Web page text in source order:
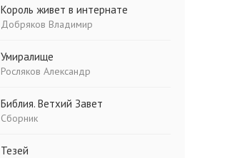
Король живет в интернате
Добряков Владимир
Умиралище
Росляков Александр
Библия. Ветхий Завет
Сборник
Тезей